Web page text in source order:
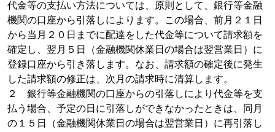
代金等の支払い方法については、原則として、銀行等金融
機関の口座から引落しによります。この場合、前月２１日
から当月２０日までに配達をした代金等について請求額を
確定し、翌月５日（金融機関休業日の場合は翌営業日）に
登録口座から引き落します。なお、請求額の確定後に発生
した請求額の修正は、次月の請求時に清算します。
２ 銀行等金融機関の口座からの引落しにより代金等を支
払う場合、予定の日に引落しができなかったときは、同月
の１５日（金融機関休業日の場合は翌営業日）に再引落し